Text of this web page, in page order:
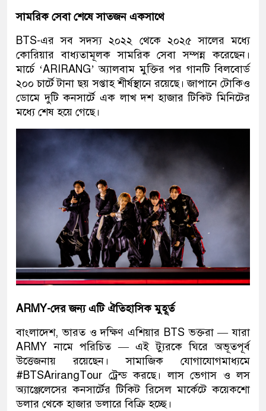
সামরিক সেবা শেষে সাতজন একসাথে
BTS-এর সব সদস্য ২০২২ থেকে ২০২৫ সালের মধ্যে
কোরিয়ার বাধ্যতামূলক সামরিক সেবা সম্পন্ন করেছেন।
মার্চে ‘ARIRANG’ অ্যালবাম মুক্তির পর গানটি বিলবোর্ড
২০০ চার্টে টানা ছয় সপ্তাহ শীর্ষস্থানে রয়েছে। জাপানে টোকিও
ডোমে দুটি কনসার্টে এক লাখ দশ হাজার টিকিট মিনিটের
মধ্যে শেষ হয়ে গেছে।
ARMY-দের জন্য এটি ঐতিহাসিক মুহূর্ত
বাংলাদেশ, ভারত ও দক্ষিণ এশিয়ার BTS ভক্তরা — যারা
ARMY নামে পরিচিত — এই ট্যুরকে ঘিরে অভূতপূর্ব
উত্তেজনায় রয়েছেন। সামাজিক যোগাযোগমাধ্যমে
#BTSArirangTour ট্রেন্ড করছে। লাস ভেগাস ও লস
অ্যাঞ্জেলেসের কনসার্টের টিকিট রিসেল মার্কেটে কয়েকশো
ডলার থেকে হাজার ডলারে বিক্রি হচ্ছে।